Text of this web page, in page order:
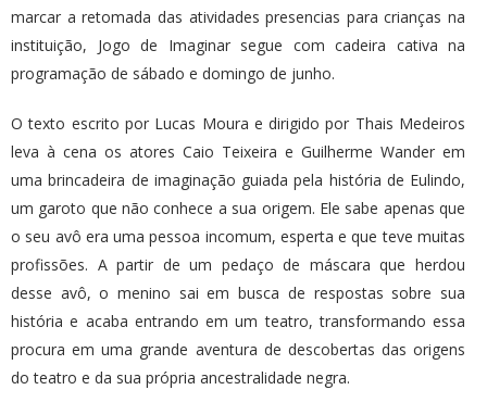
marcar a retomada das atividades presencias para crianças na
instituição, Jogo de Imaginar segue com cadeira cativa na
programação de sábado e domingo de junho.
O texto escrito por Lucas Moura e dirigido por Thais Medeiros
leva à cena os atores Caio Teixeira e Guilherme Wander em
uma brincadeira de imaginação guiada pela história de Eulindo,
um garoto que não conhece a sua origem. Ele sabe apenas que
o seu avô era uma pessoa incomum, esperta e que teve muitas
profissões. A partir de um pedaço de máscara que herdou
desse avô, o menino sai em busca de respostas sobre sua
história e acaba entrando em um teatro, transformando essa
procura em uma grande aventura de descobertas das origens
do teatro e da sua própria ancestralidade negra.